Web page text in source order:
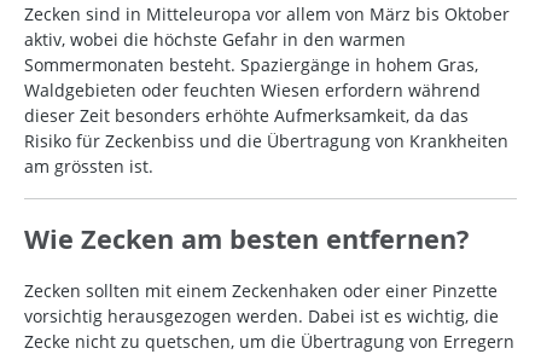
Zecken sind in Mitteleuropa vor allem von März bis Oktober
aktiv, wobei die höchste Gefahr in den warmen
Sommermonaten besteht. Spaziergänge in hohem Gras,
Waldgebieten oder feuchten Wiesen erfordern während
dieser Zeit besonders erhöhte Aufmerksamkeit, da das
Risiko für Zeckenbiss und die Übertragung von Krankheiten
am grössten ist.
Wie Zecken am besten entfernen?
Zecken sollten mit einem Zeckenhaken oder einer Pinzette
vorsichtig herausgezogen werden. Dabei ist es wichtig, die
Zecke nicht zu quetschen, um die Übertragung von Erregern